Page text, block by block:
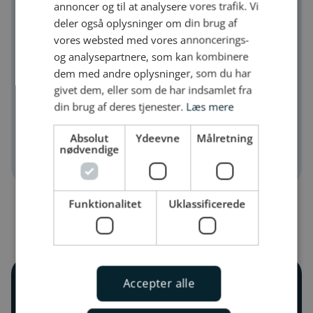
mails eller telefonopkald fra dig mandag-
torsdag: klokken 8-16 og fredag: klokken 8-
Telefon til 8929 2923
E-mail til kundeservice
Vil du tilmelde dig vores
nyhedsbrev?
annoncer og til at analysere vores trafik. Vi
deler også oplysninger om din brug af
vores websted med vores annoncerings-
og analysepartnere, som kan kombinere
dem med andre oplysninger, som du har
givet dem, eller som de har indsamlet fra
din brug af deres tjenester. Læs mere
Absolut
nødvendige
Ydeevne Målretning
Funktionalitet Uklassificerede
Accepter alle